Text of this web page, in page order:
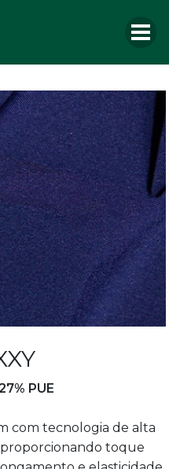
PUE
com tecnologia de alta
toque